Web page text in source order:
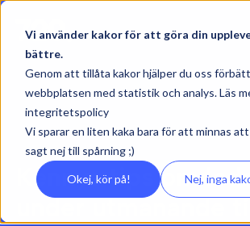
Vi använder kakor för att göra din
bättre.
Genom att tillåta kakor hjälper du oss
webbplatsen med statistik och analys. Läs
integritetspolicy
Vi sparar en liten kaka bara för att minnas
sagt nej till spårning ;)
Okej, kör på! Nej, inga
Kennys tips om
under utmanande